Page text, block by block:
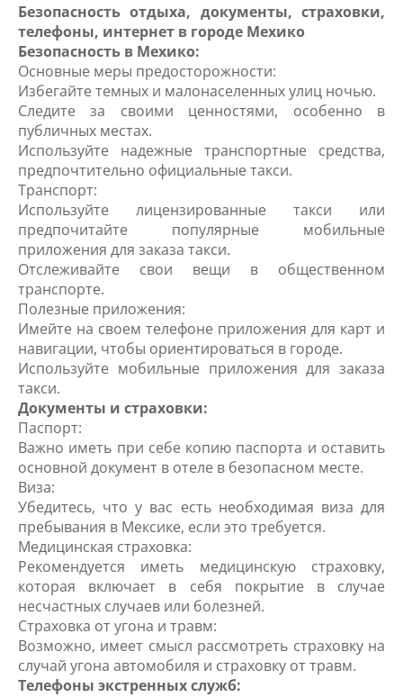
Безопасность отдыха, документы, страховки,
телефоны, интернет в городе Мехико
Безопасность в Мехико:
Основные меры предосторожности:
Избегайте темных и малонаселенных улиц ночью.
Следите за своими ценностями, особенно в
публичных местах.
Используйте надежные транспортные средства,
предпочтительно официальные такси.
Транспорт:
Используйте лицензированные такси или
предпочитайте популярные мобильные
приложения для заказа такси.
Отслеживайте свои вещи в общественном
транспорте.
Полезные приложения:
Имейте на своем телефоне приложения для карт и
навигации, чтобы ориентироваться в городе.
Используйте мобильные приложения для заказа
такси.
Документы и страховки:
Паспорт:
Важно иметь при себе копию паспорта и оставить
основной документ в отеле в безопасном месте.
Виза:
Убедитесь, что у вас есть необходимая виза для
пребывания в Мексике, если это требуется.
Медицинская страховка:
Рекомендуется иметь медицинскую страховку,
которая включает в себя покрытие в случае
несчастных случаев или болезней.
Страховка от угона и травм:
Возможно, имеет смысл рассмотреть страховку на
случай угона автомобиля и страховку от травм.
Телефоны экстренных служб: